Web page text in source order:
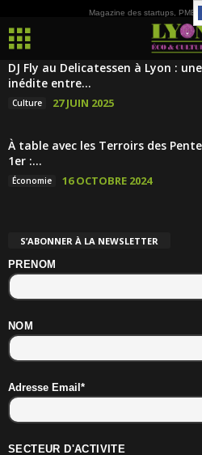
Magazine des startups, PME,
DJ Fly au Delicatessen à Lyon :
inédite entre...
Culture 27 JUIN 2025
À table avec les Terroirs des
1er :...
Économie 16 OCTOBRE 2024
S’ABONNER À LA NEWSLETTER
PRENOM
NOM
Adresse Email*
SECTEUR D'ACTIVITE